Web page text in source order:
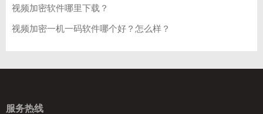
视频加密软件哪里下载？
视频加密一机一码软件哪个好？怎么样？
服务热线